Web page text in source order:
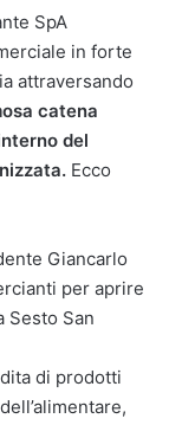
SpA
in forte
attraversando
catena
del
Ecco
Giancarlo
per aprire
Sesto San
di prodotti